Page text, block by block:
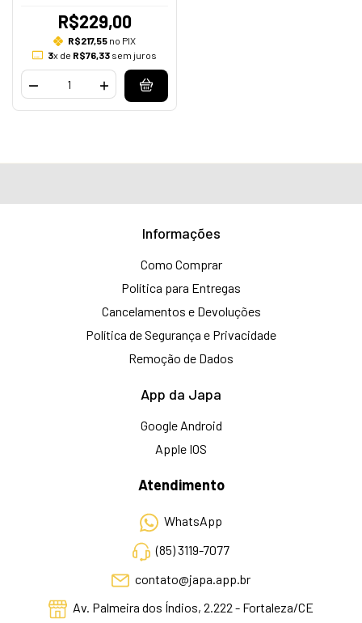
R$229,00
R$217,55 no PIX
3x de R$76,33 sem juros
Informações
Como Comprar
Política para Entregas
Cancelamentos e Devoluções
Política de Segurança e Privacidade
Remoção de Dados
App da Japa
Google Android
Apple IOS
Atendimento
WhatsApp
(85) 3119-7077
contato@japa.app.br
Av. Palmeira dos Índios, 2.222 - Fortaleza/CE